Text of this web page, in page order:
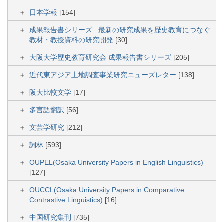
日本学報 [154]
成果報告書シリーズ : 最新の研究成果を歴史教育につなぐ
教材・教授資料の研究開発 [30]
大阪大学歴史教育研究会 成果報告書シリーズ [205]
近代東アジア土地調査事業研究ニューズレター [138]
阪大比較文学 [17]
多言語翻訳 [56]
文芸学研究 [212]
詞林 [593]
OUPEL(Osaka University Papers in English Linguistics)
[127]
OUCCL(Osaka University Papers in Comparative
Contrastive Linguistics) [16]
中国研究集刊 [735]